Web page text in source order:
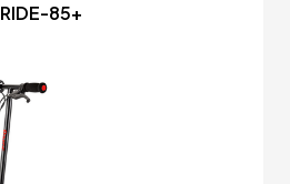
RIDE-85+